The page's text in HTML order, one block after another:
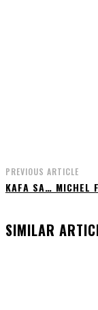
PREVIOUS ARTICLE
KAFA SA… MICHEL
SIMILAR